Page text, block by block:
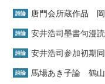
詩論 唐門会所蔵作品
詩論 安井浩司墨書句漫
詩論 安井浩司参加初期
詩論 馬場あき子論 鶴